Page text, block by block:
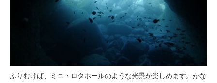
ふりむけば、ミニ・ロタホールのような光景が楽しめます。かな